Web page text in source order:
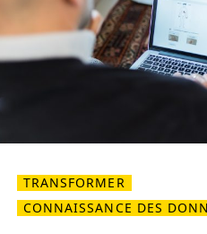
TRANSFORMER
CONNAISSANCE DES